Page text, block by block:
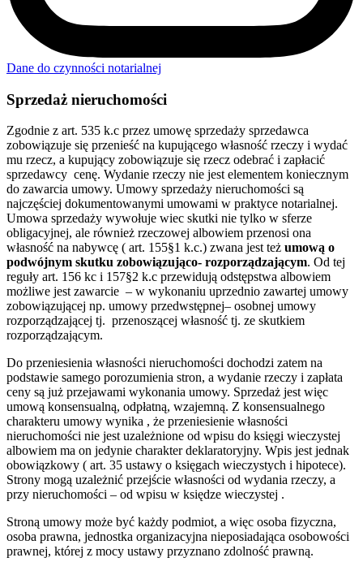
Dane do czynności notarialnej
Sprzedaż nieruchomości
Zgodnie z art. 535 k.c przez umowę sprzedaży sprzedawca
zobowiązuje się przenieść na kupującego własność rzeczy i wydać
mu rzecz, a kupujący zobowiązuje się rzecz odebrać i zapłacić
sprzedawcy cenę. Wydanie rzeczy nie jest elementem koniecznym
do zawarcia umowy. Umowy sprzedaży nieruchomości są
najczęściej dokumentowanymi umowami w praktyce notarialnej.
Umowa sprzedaży wywołuje wiec skutki nie tylko w sferze
obligacyjnej, ale również rzeczowej albowiem przenosi ona
własność na nabywcę ( art. 155§1 k.c.) zwana jest też umową o
podwójnym skutku zobowiązująco- rozporządzającym. Od tej
reguły art. 156 kc i 157§2 k.c przewidują odstępstwa albowiem
możliwe jest zawarcie – w wykonaniu uprzednio zawartej umowy
zobowiązującej np. umowy przedwstępnej– osobnej umowy
rozporządzającej tj. przenoszącej własność tj. ze skutkiem
rozporządzającym.
Do przeniesienia własności nieruchomości dochodzi zatem na
podstawie samego porozumienia stron, a wydanie rzeczy i zapłata
ceny są już przejawami wykonania umowy. Sprzedaż jest więc
umową konsensualną, odpłatną, wzajemną. Z konsensualnego
charakteru umowy wynika , że przeniesienie własności
nieruchomości nie jest uzależnione od wpisu do księgi wieczystej
albowiem ma on jedynie charakter deklaratoryjny. Wpis jest jednak
obowiązkowy ( art. 35 ustawy o księgach wieczystych i hipotece).
Strony mogą uzależnić przejście własności od wydania rzeczy, a
przy nieruchomości – od wpisu w księdze wieczystej .
Stroną umowy może być każdy podmiot, a więc osoba fizyczna,
osoba prawna, jednostka organizacyjna nieposiadająca osobowości
prawnej, której z mocy ustawy przyznano zdolność prawną.